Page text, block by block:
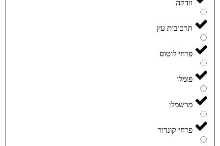
וודקה
תרכובות עץ
פרחי לוטוס
פומלו
מרשמלו
פרחי קונדור